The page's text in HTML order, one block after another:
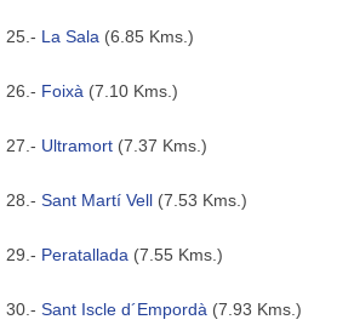
25.- La Sala (6.85 Kms.)
26.- Foixà (7.10 Kms.)
27.- Ultramort (7.37 Kms.)
28.- Sant Martí Vell (7.53 Kms.)
29.- Peratallada (7.55 Kms.)
30.- Sant Iscle d´Empordà (7.93 Kms.)